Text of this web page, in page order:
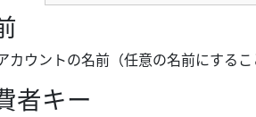
カウントの名前（任意の名前にする
者キー